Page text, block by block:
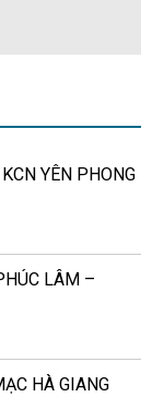
YÊN PHONG
LÂM –
HÀ GIANG